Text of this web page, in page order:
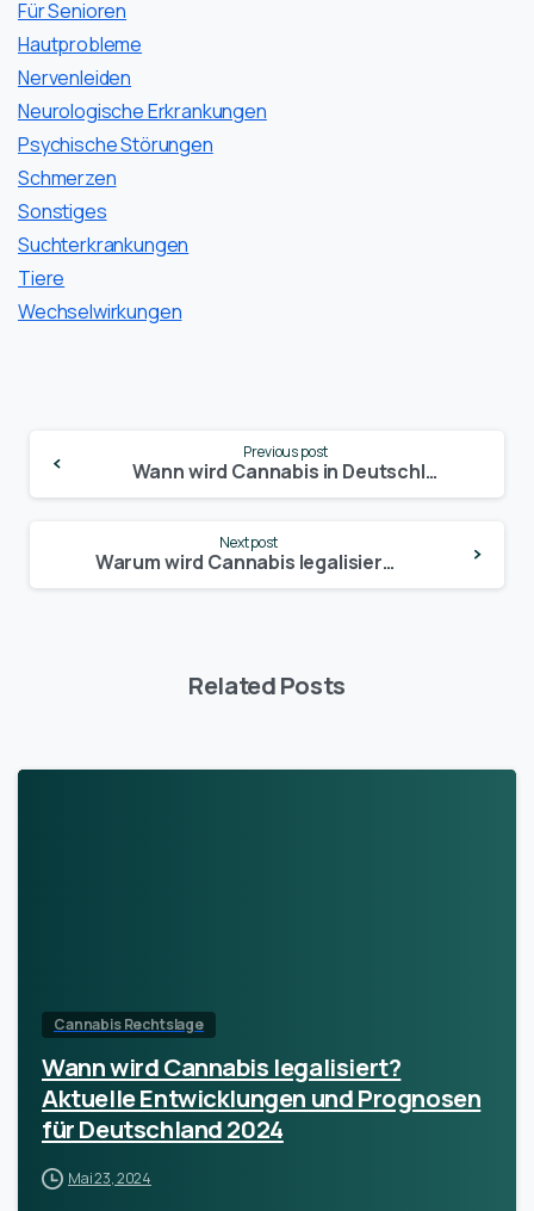
Für Senioren
Hautprobleme
Nervenleiden
Neurologische Erkrankungen
Psychische Störungen
Schmerzen
Sonstiges
Suchterkrankungen
Tiere
Wechselwirkungen
Reading
Previous post
Wann wird Cannabis in Deutschland legal? Alle Infos zum Inkrafttreten des neuen Gesetzes
Next post
Warum wird Cannabis legalisiert? Die wichtigsten Gründe und Auswirkungen auf einen Blick
Related Posts
Cannabis Rechtslage
Wann wird Cannabis legalisiert?
Aktuelle Entwicklungen und Prognosen
für Deutschland 2024
Mai 23, 2024